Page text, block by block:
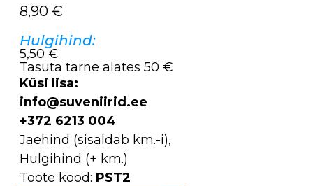
8,90 €
Hulgihind:
5,50 €
Tasuta tarne alates 50 €
Küsi lisa:
info@suveniirid.ee
+372 6213 004
Jaehind (sisaldab km.-i),
Hulgihind (+ km.)
Toote kood: PST2